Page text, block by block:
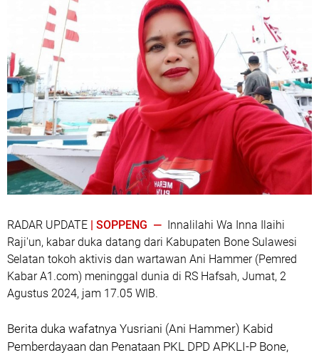
RADAR UPDATE | SOPPENG —
Innalilahi Wa Inna Ilaihi
Raji'un, kabar duka datang dari Kabupaten Bone Sulawesi
Selatan tokoh aktivis dan wartawan Ani Hammer (Pemred
Kabar A1.com) meninggal dunia di RS Hafsah, Jumat, 2
Agustus 2024, jam 17.05 WIB.
Berita duka wafatnya Yusriani (Ani Hammer) Kabid
Pemberdayaan dan Penataan PKL DPD APKLI-P Bone,